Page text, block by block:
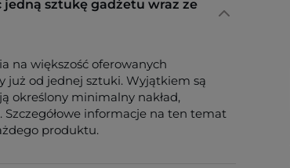
jedną sztukę gadżetu wraz ze
na większość oferowanych
już od jednej sztuki. Wyjątkiem są
określony minimalny nakład,
informacje na ten temat
produktu.